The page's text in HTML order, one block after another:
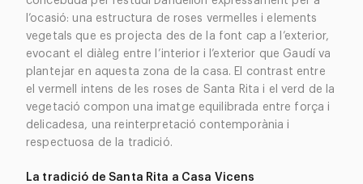
l’ocasió: una estructura de roses vermelles i elements
vegetals que es projecta des de la font cap a l’exterior,
evocant el diàleg entre l’interior i l’exterior que Gaudí va
plantejar en aquesta zona de la casa. El contrast entre
el vermell intens de les roses de Santa Rita i el verd de la
vegetació compon una imatge equilibrada entre força i
delicadesa, una reinterpretació contemporània i
respectuosa de la tradició.
La tradició de Santa Rita a Casa Vicens